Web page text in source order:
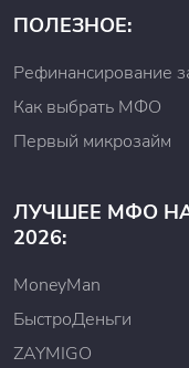
ПОЛЕЗНОЕ:
Рефинансирование
Как выбрать МФО
Первый микрозайм
ЛУЧШЕЕ МФО
2026:
MoneyMan
БыстроДеньги
ZAYMIGO